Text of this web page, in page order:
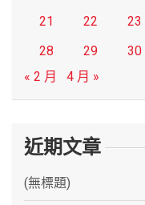
21
22 23
28
29 30
« 2 月
4 月 »
近期文章
(無標題)